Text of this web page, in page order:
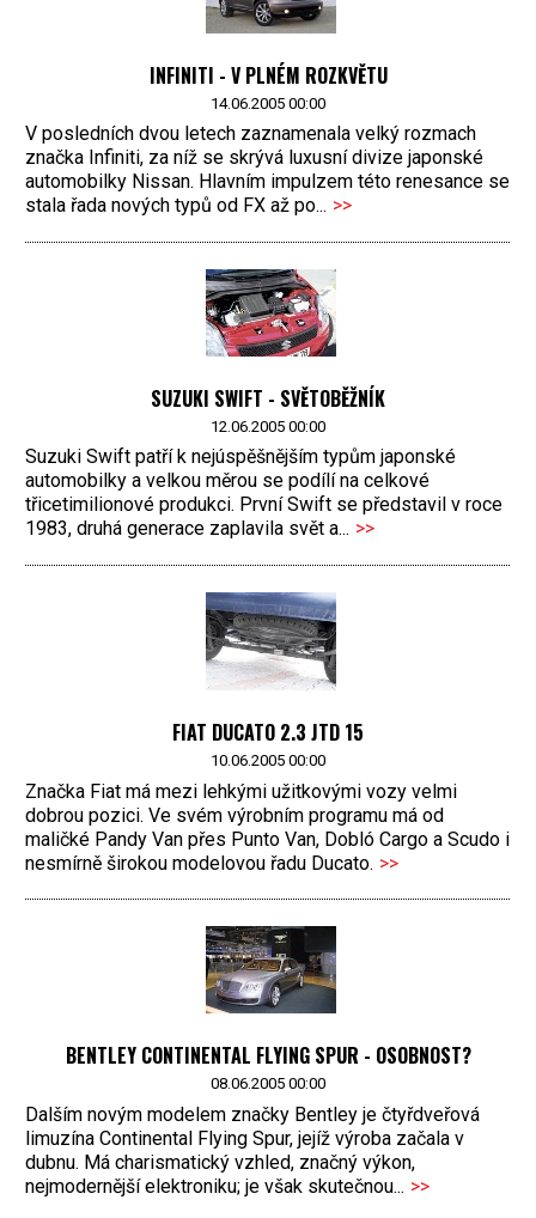
INFINITI - V PLNÉM ROZKVĚTU
14.06.2005 00:00
V posledních dvou letech zaznamenala velký rozmach
značka Infiniti, za níž se skrývá luxusní divize japonské
automobilky Nissan. Hlavním impulzem této renesance se
stala řada nových typů od FX až po... >>
SUZUKI SWIFT - SVĚTOBĚŽNÍK
12.06.2005 00:00
Suzuki Swift patří k nejúspěšnějším typům japonské
automobilky a velkou měrou se podílí na celkové
třicetimilionové produkci. První Swift se představil v roce
1983, druhá generace zaplavila svět a... >>
FIAT DUCATO 2.3 JTD 15
10.06.2005 00:00
Značka Fiat má mezi lehkými užitkovými vozy velmi
dobrou pozici. Ve svém výrobním programu má od
maličké Pandy Van přes Punto Van, Dobló Cargo a Scudo i
nesmírně širokou modelovou řadu Ducato. >>
BENTLEY CONTINENTAL FLYING SPUR - OSOBNOST?
08.06.2005 00:00
Dalším novým modelem značky Bentley je čtyřdveřová
limuzína Continental Flying Spur, jejíž výroba začala v
dubnu. Má charismatický vzhled, značný výkon,
nejmodernější elektroniku; je však skutečnou... >>